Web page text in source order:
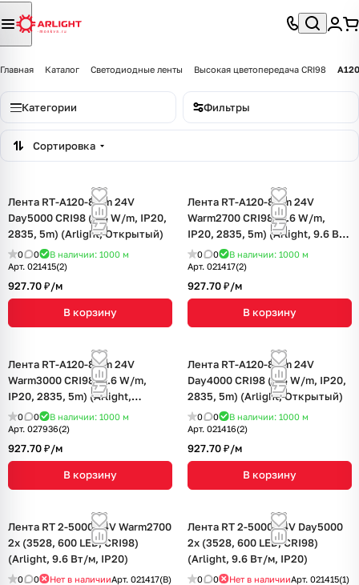
Главная Каталог Светодиодные ленты Высокая цветопередача CRI98
Категории Фильтры
Сортировка
Лента RT-A120-8mm 24V
Day5000 CRI98 (9.6 W/m, IP20,
2835, 5m) (Arlight, Открытый)
0 0 В наличии: 1000 м
Арт. 021415(2)
927.70 ₽/м
В корзину
Лента RT-A120-8mm 24V
Warm2700 CRI98 (9.6 W/m,
IP20, 2835, 5m) (Arlight, 9.6 Вт/
м, IP20)
0 0 В наличии: 1000 м
Арт. 021417(2)
927.70 ₽/м
В корзину
Лента RT-A120-8mm 24V
Warm3000 CRI98 (9.6 W/m,
IP20, 2835, 5m) (Arlight,
Открытый)
0 0 В наличии: 1000 м
Арт. 027936(2)
927.70 ₽/м
В корзину
Лента RT-A120-8mm 24V
Day4000 CRI98 (9.6 W/m, IP20,
2835, 5m) (Arlight, Открытый)
0 0 В наличии: 1000 м
Арт. 021416(2)
927.70 ₽/м
В корзину
Лента RT 2-5000 24V Warm2700
2x (3528, 600 LED, CRI98)
(Arlight, 9.6 Вт/м, IP20)
0 0 Нет в наличииАрт. 021417(B)
Лента RT 2-5000 24V Day5000
2x (3528, 600 LED, CRI98)
(Arlight, 9.6 Вт/м, IP20)
0 0 Нет в наличииАрт. 021415(1)